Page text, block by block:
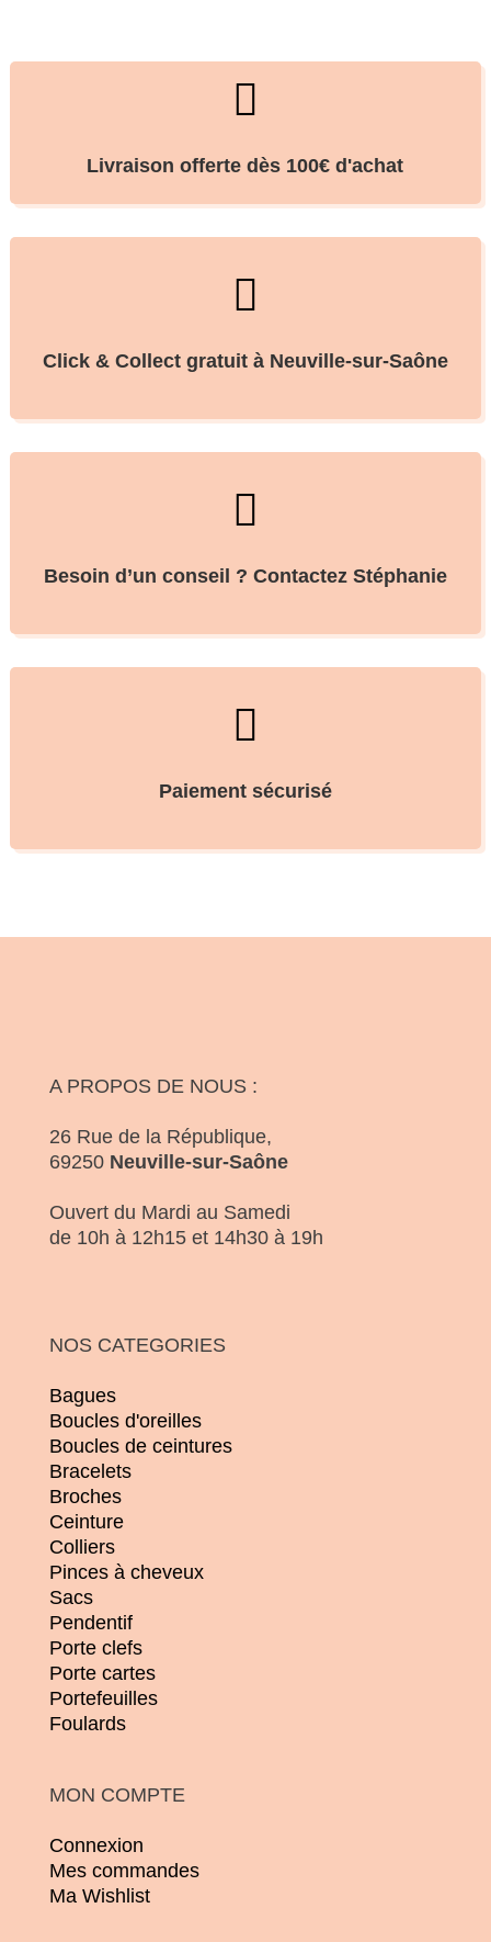

Livraison offerte dès 100€ d'achat

Click & Collect gratuit à Neuville-sur-Saône

Besoin d’un conseil ? Contactez Stéphanie

Paiement sécurisé
A PROPOS DE NOUS :
26 Rue de la République,
69250 Neuville-sur-Saône
Ouvert du Mardi au Samedi
de 10h à 12h15 et 14h30 à 19h
NOS CATEGORIES
Bagues
Boucles d'oreilles
Boucles de ceintures
Bracelets
Broches
Ceinture
Colliers
Pinces à cheveux
Sacs
Pendentif
Porte clefs
Porte cartes
Portefeuilles
Foulards
MON COMPTE
Connexion
Mes commandes
Ma Wishlist